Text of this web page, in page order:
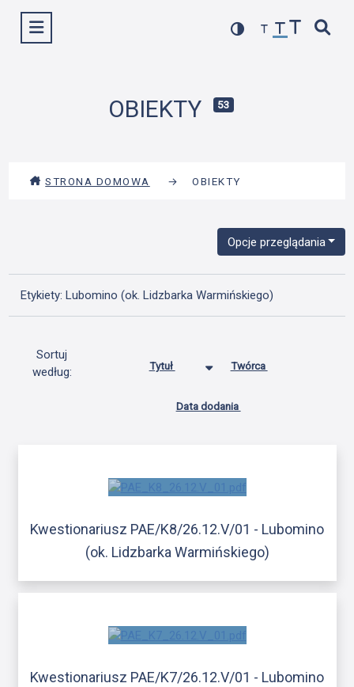
Wyświetl menu
OBIEKTY 53
STRONA DOMOWA → OBIEKTY
Opcje przeglądania
Etykiety: Lubomino (ok. Lidzbarka Warmińskiego)
Sortuj
według:
Tytuł Twórca
Data dodania
Kwestionariusz PAE/K8/26.12.V/01 - Lubomino
(ok. Lidzbarka Warmińskiego)
Kwestionariusz PAE/K7/26.12.V/01 - Lubomino